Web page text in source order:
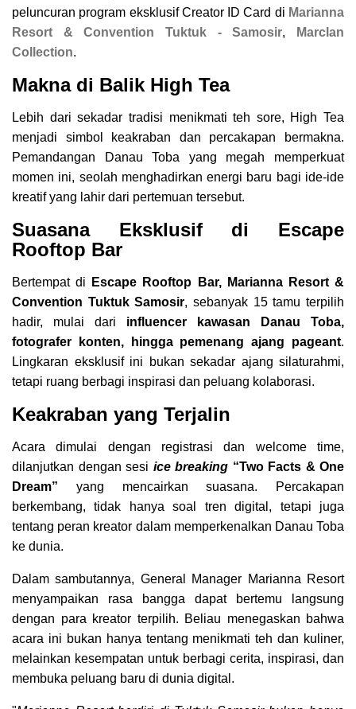
peluncuran program eksklusif Creator ID Card di Marianna
Resort & Convention Tuktuk - Samosir,
Marclan
Collection.
Makna di Balik High Tea
Lebih dari sekadar tradisi menikmati teh sore, High Tea
menjadi simbol keakraban dan percakapan bermakna.
Pemandangan Danau Toba yang megah memperkuat
momen ini, seolah menghadirkan energi baru bagi ide-ide
kreatif yang lahir dari pertemuan tersebut.
Suasana Eksklusif di Escape
Rooftop Bar
Bertempat di
Escape Rooftop Bar, Marianna Resort &
Convention Tuktuk Samosir, sebanyak 15 tamu terpilih
hadir, mulai dari influencer kawasan Danau Toba,
fotografer konten, hingga pemenang ajang pageant.
Lingkaran eksklusif ini bukan sekadar ajang silaturahmi,
tetapi ruang berbagi inspirasi dan peluang kolaborasi.
Keakraban yang Terjalin
Acara dimulai dengan registrasi dan welcome time,
dilanjutkan dengan sesi ice breaking “Two Facts & One
Dream” yang mencairkan suasana. Percakapan
berkembang, tidak hanya soal tren digital, tetapi juga
tentang peran kreator dalam memperkenalkan Danau Toba
ke dunia.
Dalam sambutannya, General Manager Marianna Resort
menyampaikan rasa bangga dapat bertemu langsung
dengan para kreator terpilih. Beliau menegaskan bahwa
acara ini bukan hanya tentang menikmati teh dan kuliner,
melainkan kesempatan untuk berbagi cerita, inspirasi, dan
membuka peluang baru di dunia digital.